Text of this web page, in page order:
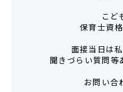
こど
保育士資
面接当日は
聞きづらい質問等
お問い合